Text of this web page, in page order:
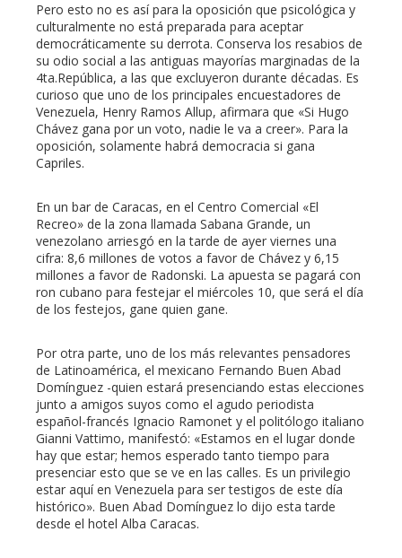
Pero esto no es así para la oposición que psicológica y
culturalmente no está preparada para aceptar
democráticamente su derrota. Conserva los resabios de
su odio social a las antiguas mayorías marginadas de la
4ta.República, a las que excluyeron durante décadas. Es
curioso que uno de los principales encuestadores de
Venezuela, Henry Ramos Allup, afirmara que «Si Hugo
Chávez gana por un voto, nadie le va a creer». Para la
oposición, solamente habrá democracia si gana
Capriles.
En un bar de Caracas, en el Centro Comercial «El
Recreo» de la zona llamada Sabana Grande, un
venezolano arriesgó en la tarde de ayer viernes una
cifra: 8,6 millones de votos a favor de Chávez y 6,15
millones a favor de Radonski. La apuesta se pagará con
ron cubano para festejar el miércoles 10, que será el día
de los festejos, gane quien gane.
Por otra parte, uno de los más relevantes pensadores
de Latinoamérica, el mexicano Fernando Buen Abad
Domínguez -quien estará presenciando estas elecciones
junto a amigos suyos como el agudo periodista
español-francés Ignacio Ramonet y el politólogo italiano
Gianni Vattimo, manifestó: «Estamos en el lugar donde
hay que estar; hemos esperado tanto tiempo para
presenciar esto que se ve en las calles. Es un privilegio
estar aquí en Venezuela para ser testigos de este día
histórico». Buen Abad Domínguez lo dijo esta tarde
desde el hotel Alba Caracas.